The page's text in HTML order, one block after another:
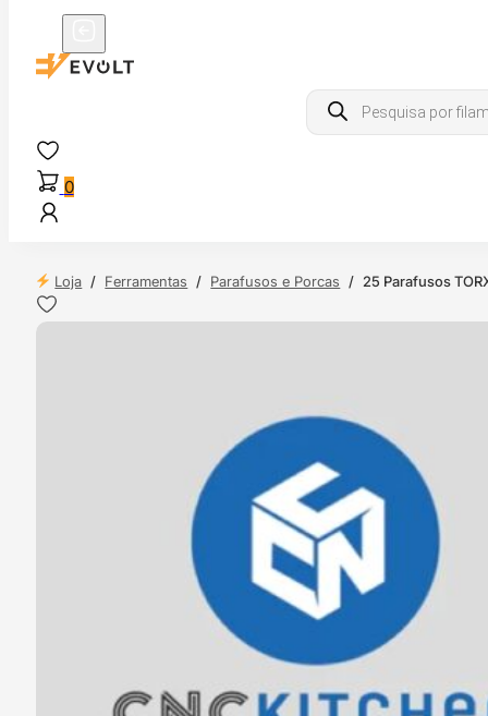
Products
search
0
Loja / Ferramentas / Parafusos e Porcas / 25 Parafusos